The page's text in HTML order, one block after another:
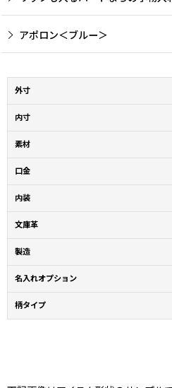
アポロン＜ブルー＞
外寸
内寸
素材
口金
内装
文庫革
製造
名入れオプション
柄タイプ